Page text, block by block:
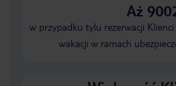
Aż
w przypadku tylu rezerwacji
wakacji w ramach